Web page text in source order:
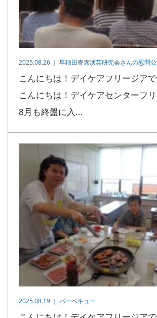
2025.08.26 ｜ 早稲田寄席演芸研究会さんの慰問
こんにちは！デイケアフリージアで
こんにちは！デイケアセンターフリ
8月も終盤に入...
2025.08.19 ｜ バーベキュー